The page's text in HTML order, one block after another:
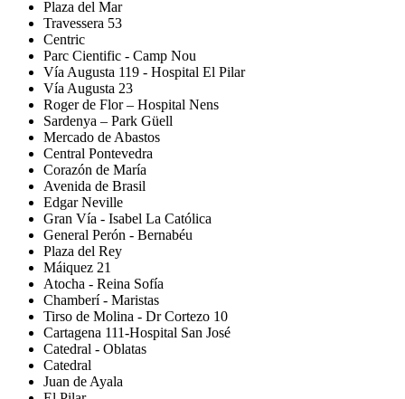
Plaza del Mar
Travessera 53
Centric
Parc Cientific - Camp Nou
Vía Augusta 119 - Hospital El Pilar
Vía Augusta 23
Roger de Flor – Hospital Nens
Sardenya – Park Güell
Mercado de Abastos
Central Pontevedra
Corazón de María
Avenida de Brasil
Edgar Neville
Gran Vía - Isabel La Católica
General Perón - Bernabéu
Plaza del Rey
Máiquez 21
Atocha - Reina Sofía
Chamberí - Maristas
Tirso de Molina - Dr Cortezo 10
Cartagena 111-Hospital San José
Catedral - Oblatas
Catedral
Juan de Ayala